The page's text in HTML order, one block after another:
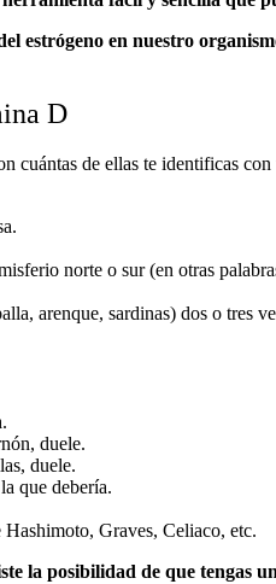
estrógeno en nuestro
D
cuántas de ellas te identificas con
norte o sur (en otras
arenque, sardinas) dos o tres
duele.
duele.
que debería.
Graves, Celiaco, etc.
la posibilidad de que